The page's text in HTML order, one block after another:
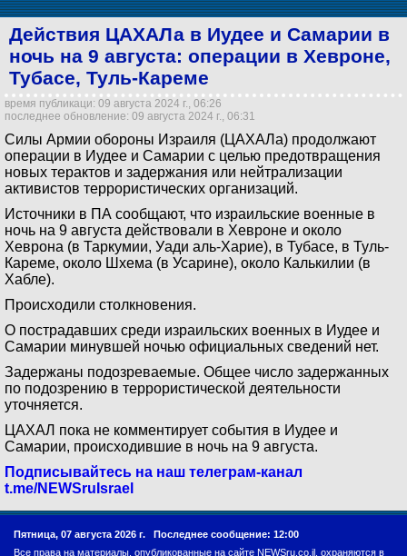
Действия ЦАХАЛа в Иудее и Самарии в
ночь на 9 августа: операции в Хевроне,
Тубасе, Туль-Кареме
время публикаци: 09 августа 2024 г., 06:26
последнее обновление: 09 августа 2024 г., 06:31
Cилы Армии обороны Израиля (ЦАХАЛа) продолжают
операции в Иудее и Самарии с целью предотвращения
новых терактов и задержания или нейтрализации
активистов террористических организаций.
Источники в ПА сообщают, что израильские военные в
ночь на 9 августа действовали в Хевроне и около
Хеврона (в Таркумии, Уади аль-Харие), в Тубасе, в Туль-
Кареме, около Шхема (в Усарине), около Калькилии (в
Хабле).
Происходили столкновения.
О пострадавших среди израильских военных в Иудее и
Самарии минувшей ночью официальных сведений нет.
Задержаны подозреваемые. Общее число задержанных
по подозрению в террористической деятельности
уточняется.
ЦАХАЛ пока не комментирует события в Иудее и
Самарии, происходившие в ночь на 9 августа.
Подписывайтесь на наш телеграм-канал
t.me/NEWSruIsrael
Пятница, 07 августа 2026 г. Последнее сообщение: 12:00
Все права на материалы, опубликованные на сайте NEWSru.co.il, охраняются в